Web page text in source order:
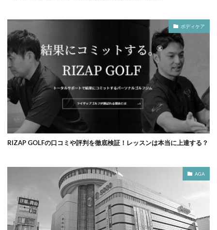
ボディケア
RIZAP GOLFの口コミや評判を徹底検証！レッスンは本当に上達する？
AGA